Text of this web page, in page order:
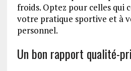
froids. Optez pour celles qui
votre pratique sportive et à
personnel.
Un bon rapport qualité-